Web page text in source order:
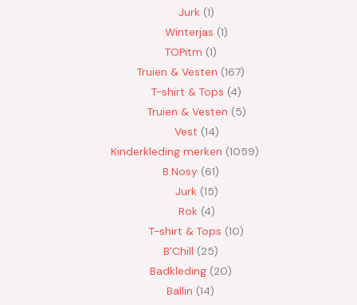
Jurk 1
Winterjas 1
TOPitm 1
Truien & Vesten 167
T-shirt & Tops 4
Truien & Vesten 5
Vest 14
Kinderkleding merken 1059
B.Nosy 61
Jurk 15
Rok 4
T-shirt & Tops 10
B'Chill 25
Badkleding 20
Ballin 14